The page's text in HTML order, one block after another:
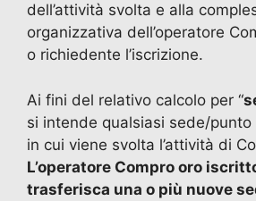
dell’attività svolta e alla
organizzativa dell’operatore
o richiedente l’iscrizione.
Ai fini del relativo calcolo per “
si intende qualsiasi sede/
in cui viene svolta l’attività di
L’operatore Compro oro
trasferisca una o più nuove